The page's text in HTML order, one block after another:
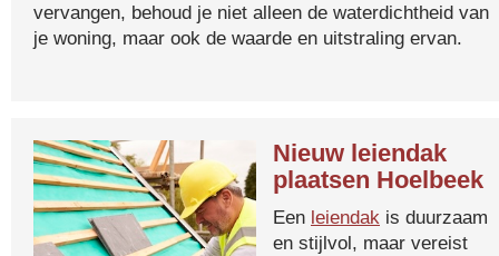
vervangen, behoud je niet alleen de waterdichtheid van
je woning, maar ook de waarde en uitstraling ervan.
Nieuw leiendak
plaatsen Hoelbeek
Een leiendak is duurzaam
en stijlvol, maar vereist